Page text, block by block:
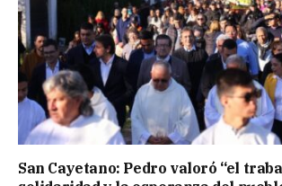
San Cayetano: Pedro valoró “el